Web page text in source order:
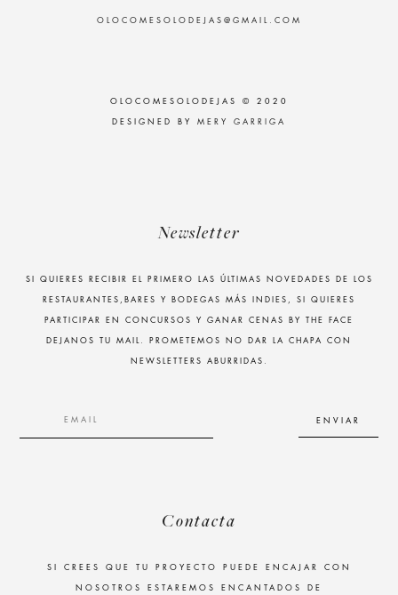
OLOCOMESOLODEJAS@GMAIL.COM
OLOCOMESOLODEJAS © 2020
DESIGNED BY MERY GARRIGA
Newsletter
SI QUIERES RECIBIR EL PRIMERO LAS ÚLTIMAS NOVEDADES DE LOS
RESTAURANTES,BARES Y BODEGAS MÁS INDIES, SI QUIERES
PARTICIPAR EN CONCURSOS Y GANAR CENAS BY THE FACE
DEJANOS TU MAIL. PROMETEMOS NO DAR LA CHAPA CON
NEWSLETTERS ABURRIDAS.
Contacta
SI CREES QUE TU PROYECTO PUEDE ENCAJAR CON
NOSOTROS ESTAREMOS ENCANTADOS DE